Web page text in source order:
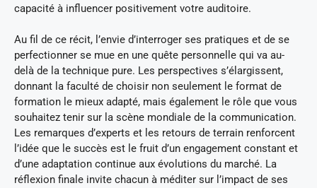
capacité à influencer positivement votre auditoire.
Au fil de ce récit, l’envie d’interroger ses pratiques et de se
perfectionner se mue en une quête personnelle qui va au-
delà de la technique pure. Les perspectives s’élargissent,
donnant la faculté de choisir non seulement le format de
formation le mieux adapté, mais également le rôle que vous
souhaitez tenir sur la scène mondiale de la communication.
Les remarques d’experts et les retours de terrain renforcent
l’idée que le succès est le fruit d’un engagement constant et
d’une adaptation continue aux évolutions du marché. La
réflexion finale invite chacun à méditer sur l’impact de ses